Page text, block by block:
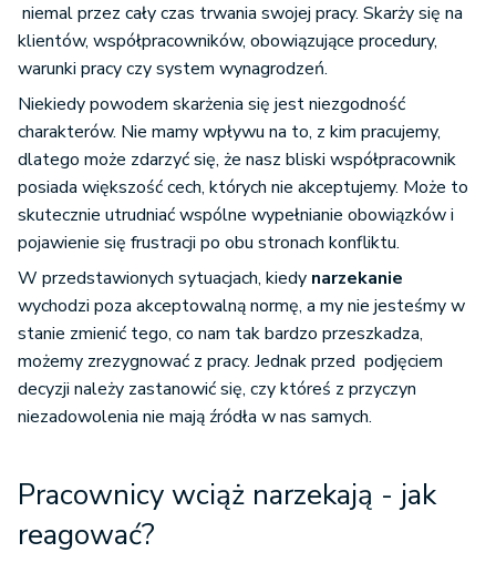
niemal przez cały czas trwania swojej pracy. Skarży się na
klientów, współpracowników, obowiązujące procedury,
warunki pracy czy system wynagrodzeń.
Niekiedy powodem skarżenia się jest niezgodność
charakterów. Nie mamy wpływu na to, z kim pracujemy,
dlatego może zdarzyć się, że nasz bliski współpracownik
posiada większość cech, których nie akceptujemy. Może to
skutecznie utrudniać wspólne wypełnianie obowiązków i
pojawienie się frustracji po obu stronach konfliktu.
W przedstawionych sytuacjach, kiedy narzekanie
wychodzi poza akceptowalną normę, a my nie jesteśmy w
stanie zmienić tego, co nam tak bardzo przeszkadza,
możemy zrezygnować z pracy. Jednak przed podjęciem
decyzji należy zastanowić się, czy któreś z przyczyn
niezadowolenia nie mają źródła w nas samych.
Pracownicy wciąż narzekają - jak
reagować?